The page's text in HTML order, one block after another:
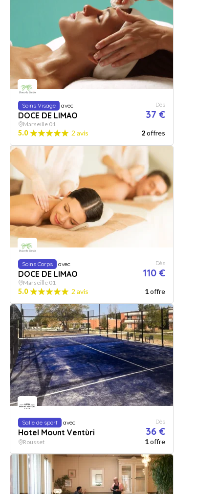
Soins Visage avec
DOCE DE LIMAO
Dès
37 €
Marseille 01
5.0 2 avis 2offres
Soins Corps avec
DOCE DE LIMAO
Dès
110 €
Marseille 01
5.0 2 avis 1offre
Salle de sport avec
Hotel Mount Ventùri
Dès
36 €
Rousset 1offre